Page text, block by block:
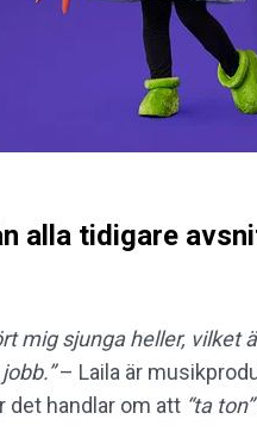
alla tidigare
mig sjunga heller,
– Laila är
handlar om att “ta ton”